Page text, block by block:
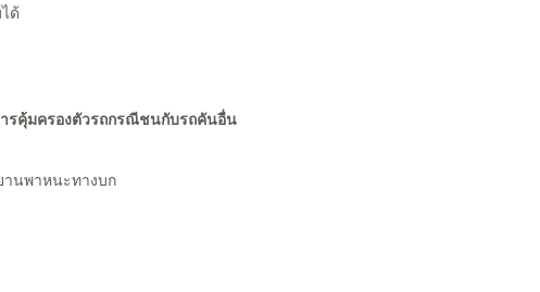
ด้
รคุ้มครองตัวรถกรณีชนกับรถคันอื่น
านพาหนะทางบก